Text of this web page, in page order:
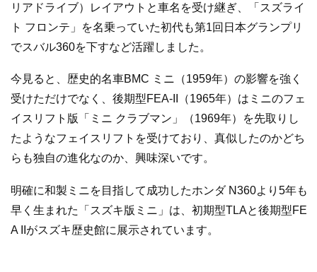
リアドライブ）レイアウトと車名を受け継ぎ、「スズライ
ト フロンテ」を名乗っていた初代も第1回日本グランプリ
でスバル360を下すなど活躍しました。
今見ると、歴史的名車BMC ミニ（1959年）の影響を強く
受けただけでなく、後期型FEA-II（1965年）はミニのフェ
イスリフト版「ミニ クラブマン」（1969年）を先取りし
たようなフェイスリフトを受けており、真似したのかどち
らも独自の進化なのか、興味深いです。
明確に和製ミニを目指して成功したホンダ N360より5年も
早く生まれた「スズキ版ミニ」は、初期型TLAと後期型FE
A IIがスズキ歴史館に展示されています。